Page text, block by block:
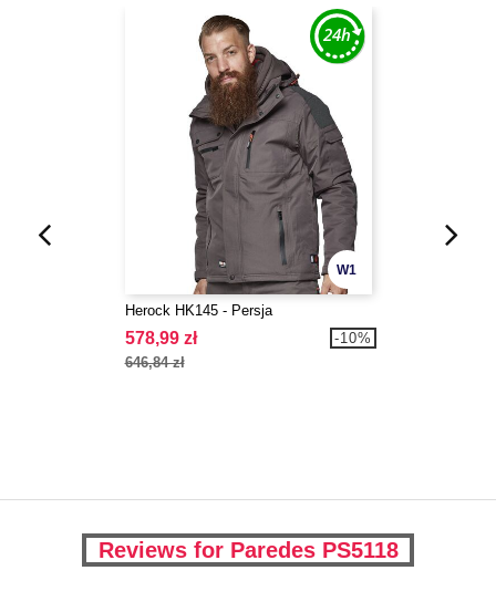
W1
Herock HK145 - Persja
578,99 zł
646,84 zł
-10%
Reviews for Paredes PS5118